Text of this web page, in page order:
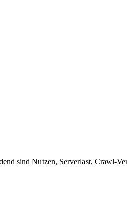
sind Nutzen, Serverlast, Crawl-